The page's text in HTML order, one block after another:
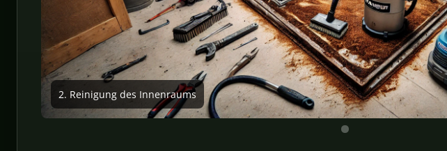
2. Reinigung des Innenraums